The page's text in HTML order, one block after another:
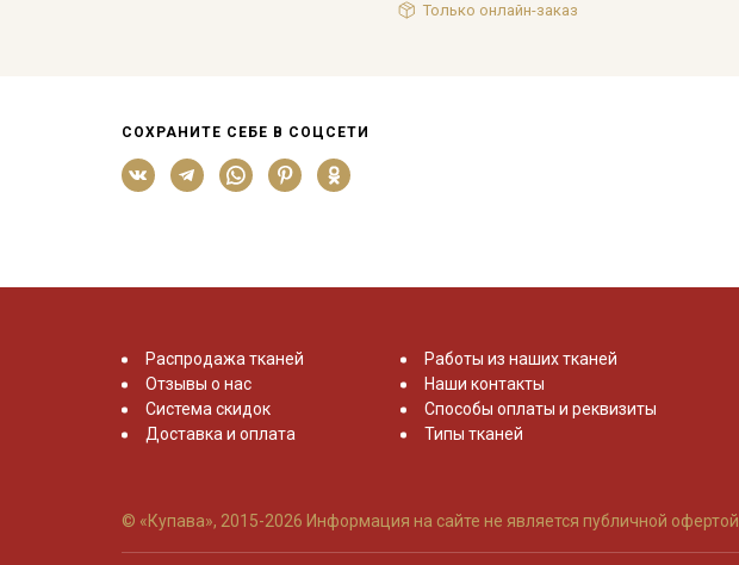
Только онлайн-заказ
СОХРАНИТЕ СЕБЕ В СОЦСЕТИ
Распродажа тканей
Отзывы о нас
Система скидок
Доставка и оплата
Работы из наших тканей
Наши контакты
Способы оплаты и реквизиты
Типы тканей
© «Купава», 2015-2026 Информация на сайте не является публичной офертой.